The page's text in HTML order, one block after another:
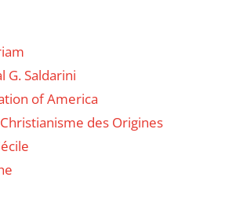
G. Saldarini
of America
des Origines